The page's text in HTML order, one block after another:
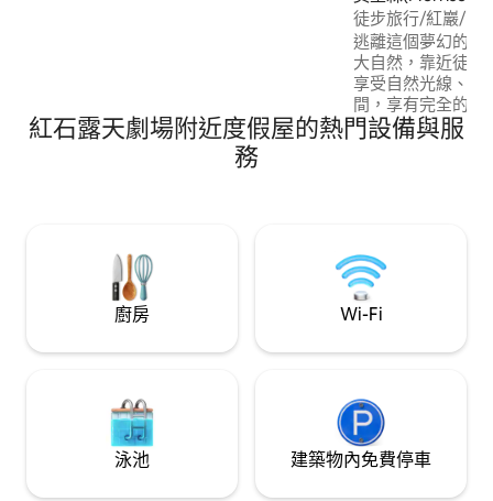
徒步旅行/紅巖/
屋
逃離這個夢幻的改
大自然，靠近徒步
享受自然光線、奢
間，享有完全的隱
間配有大型智慧電
辦公空間，讓您
工作、休息和享受
紅石露天劇場附近度假屋的熱門設備與服
務
廚房 Wi-Fi
泳池 建築物內免費停車